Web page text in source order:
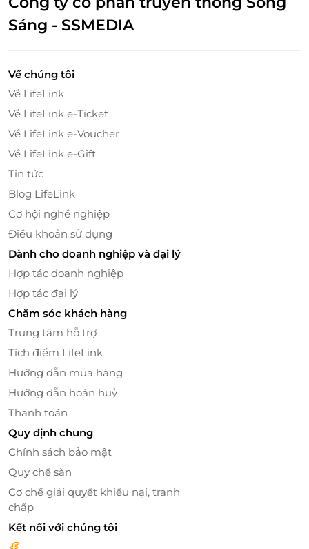
Áp dụng 01 E-Voucher/E-Coupon cho 01 khách/
phục vụ tối thiểu từ 2 khách trở lên
E-Voucher/E-Coupon không có giá trị quy đổi
thành tiền mặt, không trả lại tiền thừa.
Không áp dụng đồng thời với chương trình
khuyến mại khác
Cá bống mú nướng với xốt đặc biệt
Sáng - SSMEDIA
Về chúng tôi
Về LifeLink
Về LifeLink e-Ticket
Về LifeLink e-Voucher
Về LifeLink e-Gift
Tin tức
Blog LifeLink
Cơ hội nghề nghiệp
Điều khoản sử dụng
Dành cho doanh nghiệp và đại lý
Hợp tác doanh nghiệp
Hợp tác đại lý
Chăm sóc khách hàng
Trung tâm hỗ trợ
Tích điểm LifeLink
Hướng dẫn mua hàng
Hướng dẫn hoàn huỷ
Thanh toán
Quy định chung
Chính sách bảo mật
Quy chế sàn
Cơ chế giải quyết khiếu nại, tranh
chấp
Kết nối với chúng tôi